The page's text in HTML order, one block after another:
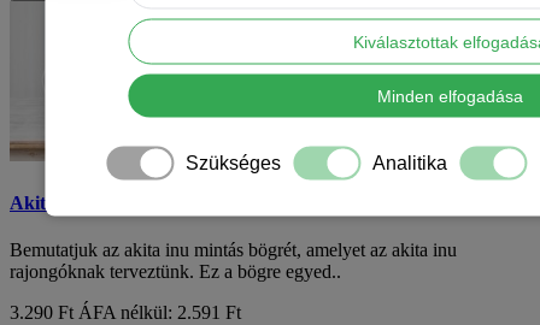
Akita inu mintás bögre
Bemutatjuk az akita inu mintás bögrét, amelyet az akita inu
rajongóknak terveztünk. Ez a bögre egyed..
3.290 Ft ÁFA nélkül: 2.591 Ft
Kiválasztottak
Minden elfogadása
Szükséges Analitika